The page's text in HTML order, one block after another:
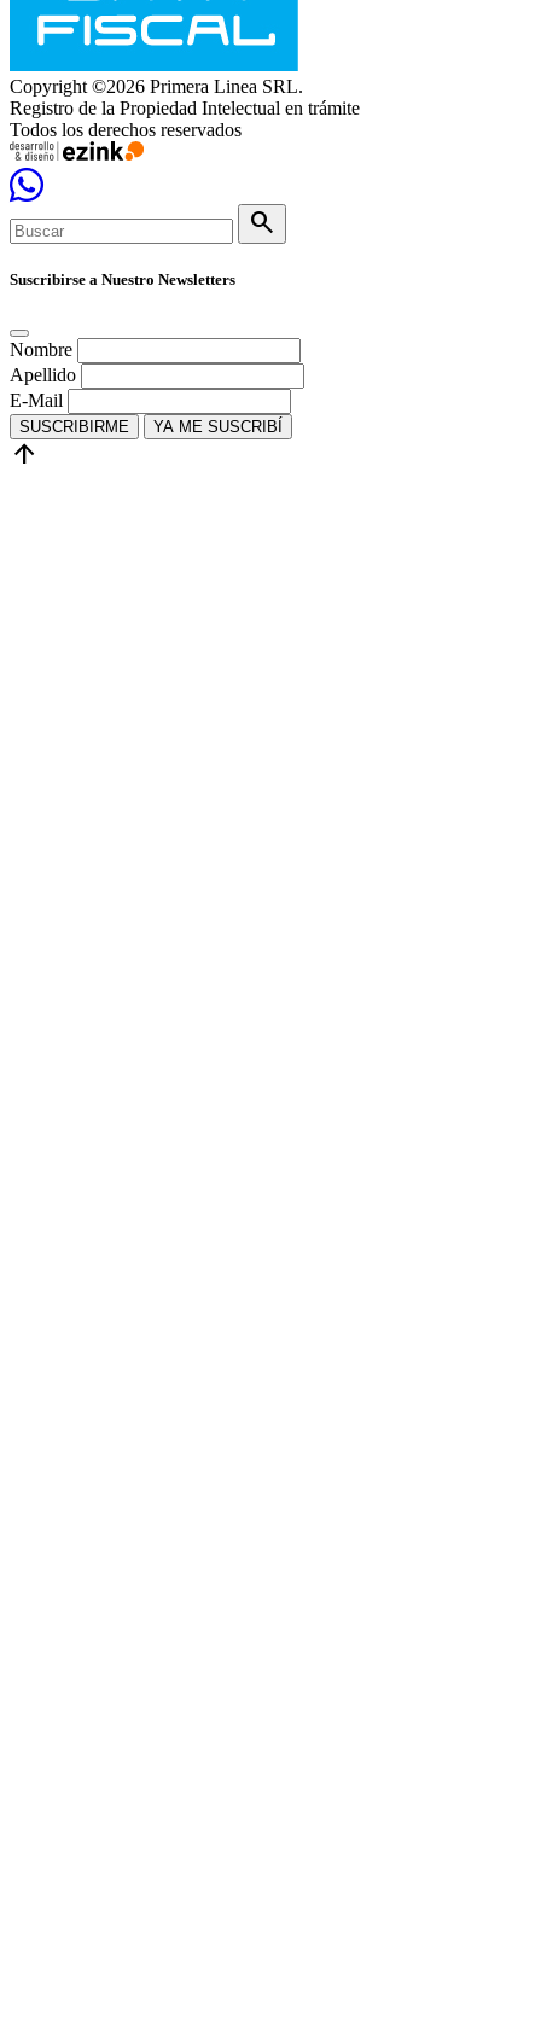
Copyright ©2026 Primera Linea SRL.
Registro de la Propiedad Intelectual en trámite
Todos los derechos reservados
search
Suscribirse a Nuestro Newsletters
Nombre
Apellido
E-Mail
SUSCRIBIRME YA ME SUSCRIBÍ
arrow_upward